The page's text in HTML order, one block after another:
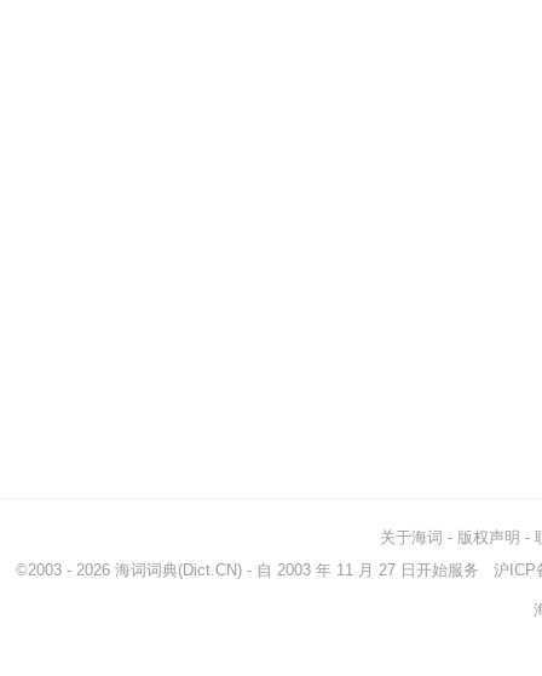
关于海词 - 版权声明 -
©2003 - 2026 海词词典(Dict.CN) - 自 2003 年 11 月 27 日开始服务 沪ICP